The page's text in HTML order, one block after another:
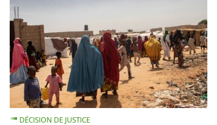
DÉCISION DE JUSTICE